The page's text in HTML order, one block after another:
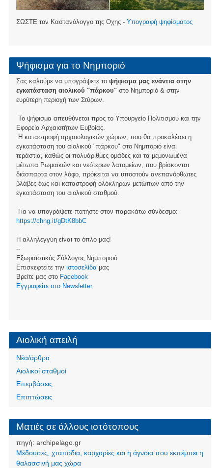
ΣΩΣΤΕ τον Καστανόλογγο της Οχης - Υπογραφή ψηφίσματος
Ψήφισμα για το Νημποριό
Σας καλούμε να υπογράψετε το ψήφισμα μας ενάντια στην
εγκατάσταση αιολικού "πάρκου"στο Νημποριό & στην
ευρύτερη περιοχή των Στύρων.
Το ψήφισμα απευθύνεται προς το Υπουργείο Πολιτισμού και την
Εφορεία Αρχαιοτήτων Ευβοίας.
Η καταστροφή αρχαιολογικών χώρων, που θα προκαλέσει η
εγκατάσταση του αιολικού "πάρκου" στο Νημποριό είναι
τεράστια, καθώς οι πολυάριθμες ομάδες και τα μεμονωμένα
μέτωπα Ρωμαϊκών και νεότερων λατομείων, που βρίσκονται
διάσπαρτα στον λόφο, πρόκειται να υποστούν ανεπανόρθωτες
βλάβες έως και καταστροφή ολόκληρων μετώπων από την
εγκατάσταση του αιολικού σταθμού.
Για να υπογράψετε πατήστε στον παρακάτω σύνδεσμο:
https://chng.it/gDtK8bbC
Η αλληλεγγύη είναι το όπλο μας!
--
Εξωραϊστικός Σύλλογος Νημποριού
Επισκεφτείτε την ιστοσελίδα μας
Βρείτε μας στο Facebook
Eγγραφείτε στο Newsletter
Αιολική απειλή
Νέα/άρθρα
Αιολικοί σταθμοί
Επεμβάσεις
Επιπτώσεις
Ματιές σε άλλους ιστότοπους
πηγή: archipelago.gr
Μέδουσες, χταπόδια, καρχαρίες και η άγνοια που εκπέμπει η
θαλασσινή μας χώρα